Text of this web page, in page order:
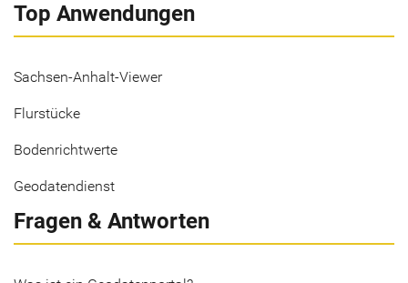
Top Anwendungen
Sachsen-Anhalt-Viewer
Flurstücke
Bodenrichtwerte
Geodatendienst
Fragen & Antworten